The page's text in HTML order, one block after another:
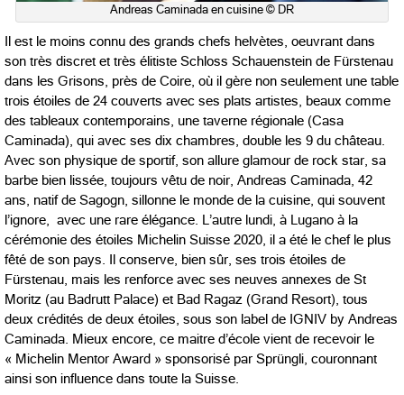
Andreas Caminada en cuisine © DR
Il est le moins connu des grands chefs helvètes, oeuvrant dans
son très discret et très élitiste Schloss Schauenstein de Fürstenau
dans les Grisons, près de Coire, où il gère non seulement une table
trois étoiles de 24 couverts avec ses plats artistes, beaux comme
des tableaux contemporains, une taverne régionale (Casa
Caminada), qui avec ses dix chambres, double les 9 du château.
Avec son physique de sportif, son allure glamour de rock star, sa
barbe bien lissée, toujours vêtu de noir, Andreas Caminada, 42
ans, natif de Sagogn, sillonne le monde de la cuisine, qui souvent
l’ignore, avec une rare élégance. L’autre lundi, à Lugano à la
cérémonie des étoiles Michelin Suisse 2020, il a été le chef le plus
fêté de son pays. Il conserve, bien sûr, ses trois étoiles de
Fürstenau, mais les renforce avec ses neuves annexes de St
Moritz (au Badrutt Palace) et Bad Ragaz (Grand Resort), tous
deux crédités de deux étoiles, sous son label de IGNIV by Andreas
Caminada. Mieux encore, ce maitre d’école vient de recevoir le
« Michelin Mentor Award » sponsorisé par Sprüngli, couronnant
ainsi son influence dans toute la Suisse.